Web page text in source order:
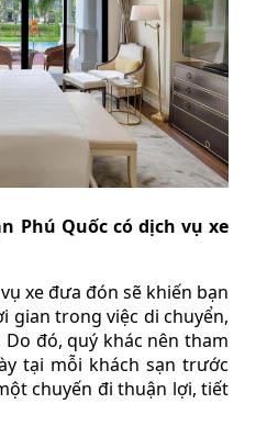
Phú Quốc có dịch vụ xe
xe đưa đón sẽ khiến bạn
gian trong việc di chuyển,
đó, quý khác nên tham
tại mỗi khách sạn trước
chuyến đi thuận lợi, tiết